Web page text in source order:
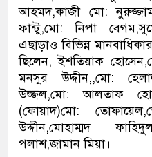
আহমদ,কাজী মো:
ফান্টু,মো: নিপা
এছাড়াও বিভিন্ন
ছিলেন, ইশতিয়াক
মনসুর উদ্দীন,,মো:
উজ্জল,মো: আলতাফ
(ফোয়াদ)মো:
উদ্দীন,মোহাম্মদ
পলাশ,জামান মিয়া।